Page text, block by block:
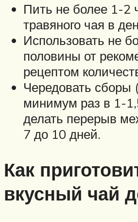
Пить не более 1-2
травяного чая в
Использовать не
половины от
рецептом
Чередовать сборы
минимум раз в 1-
делать перерыв
7 до 10 дней.
Как
вкусный чай